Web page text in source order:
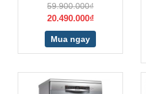
59.900.000₫
20.490.000₫
Mua ngay